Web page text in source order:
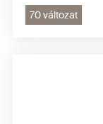
70 változat